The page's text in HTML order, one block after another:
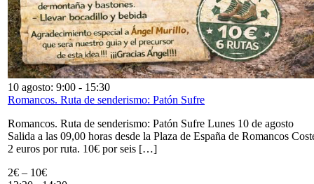
10 agosto: 9:00 - 15:30
Romancos. Ruta de senderismo: Patón Sufre
Romancos. Ruta de senderismo: Patón Sufre Lunes 10 de agosto
Salida a las 09,00 horas desde la Plaza de España de Romancos
2 euros por ruta. 10€ por seis […]
2€ – 10€